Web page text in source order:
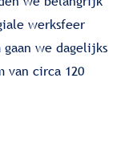
werksfeer
we dagelijks
van circa 120